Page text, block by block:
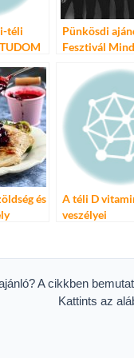
téli
Pünkösdi
Fesztivál
és
A téli D
veszélyei
A cikkben
Kattints az